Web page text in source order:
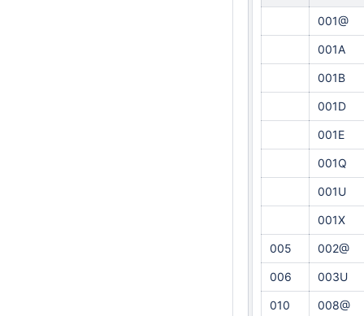
001@
001A
001B
001D
001E
001Q
001U
001X
005 002@
006 003U
010 008@